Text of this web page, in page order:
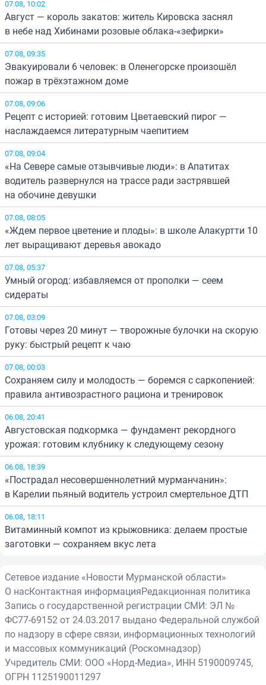
07.08, 10:02
Август — король закатов: житель Кировска заснял
в небе над Хибинами розовые облака-«зефирки»
07.08, 09:35
Эвакуировали 6 человек: в Оленегорске произошёл
пожар в трёхэтажном доме
07.08, 09:06
Рецепт с историей: готовим Цветаевский пирог —
наслаждаемся литературным чаепитием
07.08, 09:04
«На Севере самые отзывчивые люди»: в Апатитах
водитель развернулся на трассе ради застрявшей
на обочине девушки
07.08, 08:05
«Ждем первое цветение и плоды»: в школе Алакуртти 10
лет выращивают деревья авокадо
07.08, 05:37
Умный огород: избавляемся от прополки — сеем
сидераты
07.08, 03:09
Готовы через 20 минут — творожные булочки на скорую
руку: быстрый рецепт к чаю
07.08, 00:03
Сохраняем силу и молодость — боремся с саркопенией:
правила антивозрастного рациона и тренировок
06.08, 20:41
Августовская подкормка — фундамент рекордного
урожая: готовим клубнику к следующему сезону
06.08, 18:39
«Пострадал несовершеннолетний мурманчанин»:
в Карелии пьяный водитель устроил смертельное ДТП
06.08, 18:11
Витаминный компот из крыжовника: делаем простые
заготовки — сохраняем вкус лета
Сетевое издание «Новости Мурманской области»
О насКонтактная информацияРедакционная политика
Запись о государственной регистрации СМИ: ЭЛ №
ФС77-69152 от 24.03.2017 выдано Федеральной службой
по надзору в сфере связи, информационных технологий
и массовых коммуникаций (Роскомнадзор)
Учредитель СМИ: ООО «Норд-Медиа», ИНН 5190009745,
ОГРН 1125190011297